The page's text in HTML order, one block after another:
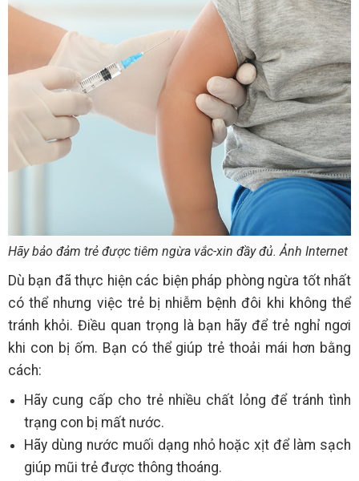
Hãy bảo đảm trẻ được tiêm ngừa vắc-xin đầy đủ. Ảnh Internet
Dù bạn đã thực hiện các biện pháp phòng ngừa tốt nhất
có thể nhưng việc trẻ bị nhiễm bệnh đôi khi không thể
tránh khỏi. Điều quan trọng là bạn hãy để trẻ nghỉ ngơi
khi con bị ốm. Bạn có thể giúp trẻ thoải mái hơn bằng
cách:
Hãy cung cấp cho trẻ nhiều chất lỏng để tránh tình
trạng con bị mất nước.
Hãy dùng nước muối dạng nhỏ hoặc xịt để làm sạch
giúp mũi trẻ được thông thoáng.